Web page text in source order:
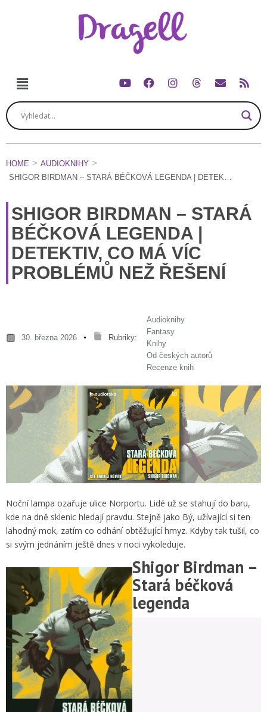
HOME
AUDIOKNIHY
SHIGOR BIRDMAN – STARÁ
BÉČKOVÁ LEGENDA |
DETEKTIV, CO MÁ VÍC
PROBLÉMŮ NEŽ ŘEŠENÍ
30. března 2026 Rubriky:
Audioknihy
Fantasy
Knihy
Od českých autorů
Recenze knih
Noční lampa ozařuje ulice Norportu. Lidé už se stahují do baru,
kde na dně sklenic hledají pravdu. Stejně jako Bý, užívající si ten
lahodný mok, zatím co odhání obtěžující hmyz. Kdyby tak tušil, co
si svým jednáním ještě dnes v noci vykoleduje.
Shigor Birdman –
Stará béčková
legenda